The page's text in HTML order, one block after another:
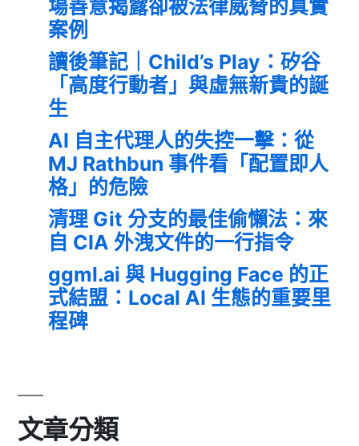
場善意揭露卻被法律威脅的真實
案例
讀後筆記｜Child’s Play：矽谷
「高度行動者」與虛無新貴的誕
生
AI 自主代理人的失控一擊：從
MJ Rathbun 事件看「配置即人
格」的危險
清理 Git 分支的最佳偷懶法：來
自 CIA 外洩文件的一行指令
ggml.ai 與 Hugging Face 的正
式結盟：Local AI 生態的重要里
程碑
文章分類